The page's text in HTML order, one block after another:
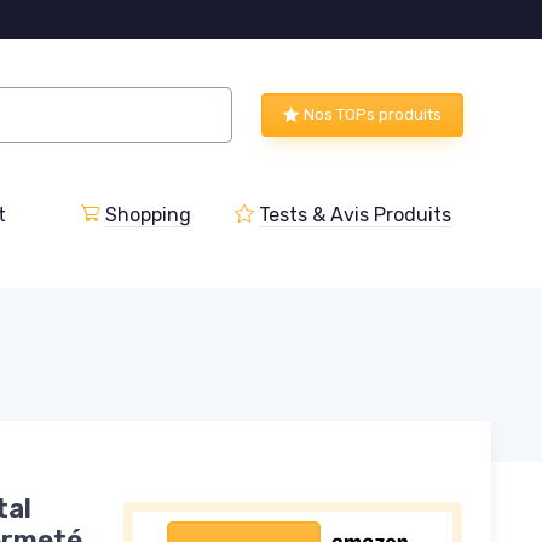
Nos TOPs produits
Shopping Tests & Avis Produits